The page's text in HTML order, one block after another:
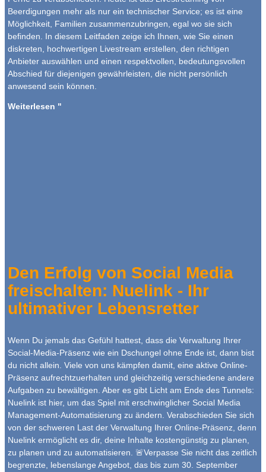
Beerdigungen mehr als nur ein technischer Service; es ist eine
Möglichkeit, Familien zusammenzubringen, egal wo sie sich
befinden. In diesem Leitfaden zeige ich Ihnen, wie Sie einen
diskreten, hochwertigen Livestream erstellen, den richtigen
Anbieter auswählen und einen respektvollen, bedeutungsvollen
Abschied für diejenigen gewährleisten, die nicht persönlich
anwesend sein können.
Weiterlesen "
Den Erfolg von Social Media
freischalten: Nuelink - Ihr
ultimativer Lebensretter
Wenn Du jemals das Gefühl hattest, dass die Verwaltung Ihrer
Social-Media-Präsenz wie ein Dschungel ohne Ende ist, dann bist
du nicht allein. Viele von uns kämpfen damit, eine aktive Online-
Präsenz aufrechtzuerhalten und gleichzeitig verschiedene andere
Aufgaben zu bewältigen. Aber es gibt Licht am Ende des Tunnels:
Nuelink ist hier, um das Spiel mit erschwinglicher Social Media
Management-Automatisierung zu ändern. Verabschieden Sie sich
von der schweren Last der Verwaltung Ihrer Online-Präsenz, denn
Nuelink ermöglicht es dir, deine Inhalte kostengünstig zu planen,
zu planen und zu automatisieren. 🚨Verpasse Sie nicht das zeitlich
begrenzte, lebenslange Angebot, das bis zum 30. September